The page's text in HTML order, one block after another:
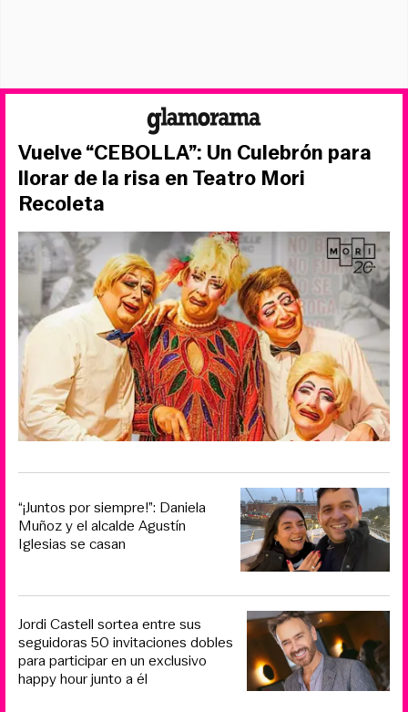
Vuelve “CEBOLLA”: Un Culebrón para
llorar de la risa en Teatro Mori
Recoleta
“¡Juntos por siempre!”: Daniela
Muñoz y el alcalde Agustín
Iglesias se casan
Jordi Castell sortea entre sus
seguidoras 50 invitaciones dobles
para participar en un exclusivo
happy hour junto a él